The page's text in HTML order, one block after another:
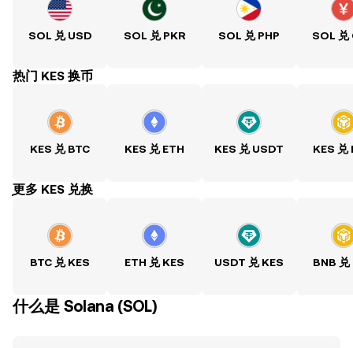
SOL 兑 USD SOL 兑 PKR SOL 兑 PHP SOL 兑
热门 KES 换币
KES 兑 BTC KES 兑 ETH KES 兑 USDT KES 兑
ִִִִִִִִִִִִִִִִִִִִִִִִִִִִִִִִִִִִִִִִִִִִִִִִ更多 KES 兑换
BTC 兑 KES ETH 兑 KES USDT 兑 KES BNB 兑
什么是 Solana (SOL)